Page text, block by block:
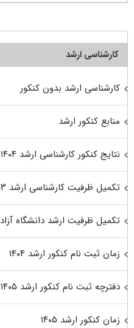
کارشناسی ارشد
کارشناسی ارشد بدون کنکور
منابع کنکور ارشد
نتایج کنکور کارشناسی ارشد ۱۴۰۴
تکمیل ظرفیت کارشناسی ارشد ۱۴۰۳
تکمیل ظرفیت ارشد دانشگاه آزاد ۱۴۰۳
زمان ثبت نام کنکور ارشد ۱۴۰۴
دفترچه ثبت نام کنکور ارشد ۱۴۰۵
زمان کنکور ارشد ۱۴۰۵